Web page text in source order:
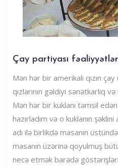
Çay partiyası
Mən hər bir amerikalı qızın
qızlarının gəldiyi sənətkarlıq
Mən hər bir kuklanı təmsil
hazırladım və o kuklanın
adı ilə birlikdə masanın
masanın üzərinə qoyulmuş
necə etmək barədə